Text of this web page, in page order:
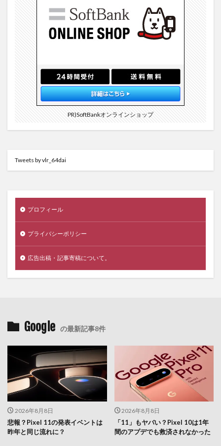
PR)SoftBankオンラインショップ
Tweets by vlr_64dai
プロフィール
プライバシーポリシー
広告出稿・記事寄稿について。
Google の最新記事8件
2026年8月8日
悲報？Pixel 11の発表イベントは
昨年と同じ流れに？
2026年8月8日
「11」もヤバい？Pixel 10は1年
間のアプデでも救済されなかった